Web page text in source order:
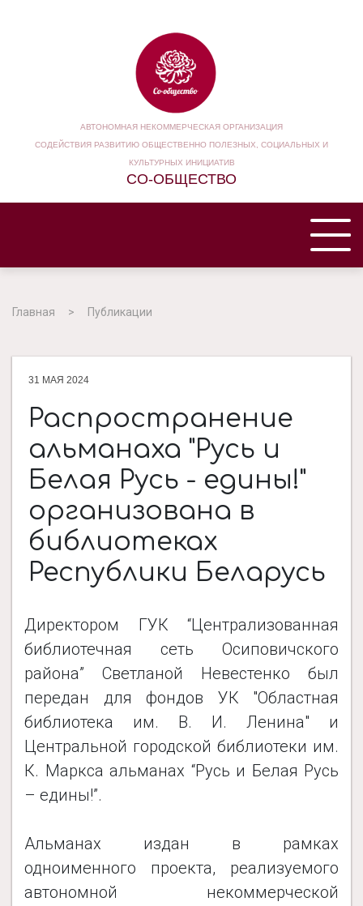
АВТОНОМНАЯ НЕКОММЕРЧЕСКАЯ ОРГАНИЗАЦИЯ
СОДЕЙСТВИЯ РАЗВИТИЮ ОБЩЕСТВЕННО ПОЛЕЗНЫХ, СОЦИАЛЬНЫХ И
КУЛЬТУРНЫХ ИНИЦИАТИВ
СО-ОБЩЕСТВО
НАША ОРГАНИЗАЦИЯ
ДОКУМЕНТЫ
НОВОСТИ
ПРОЕКТЫ
ФОТОАЛЬБОМЫ
КОНТАКТЫ
Главная Публикации
31 МАЯ 2024
Распространение
альманаха "Русь и
Белая Русь - едины!"
организована в
библиотеках
Республики Беларусь
Директором ГУК “Централизованная
библиотечная сеть Осиповичского
района” Светланой Невестенко был
передан для фондов УК "Областная
библиотека им. В. И. Ленина" и
Центральной городской библиотеки им.
К. Маркса альманах “Русь и Белая Русь
– едины!”.
Альманах издан в рамках
одноименного проекта, реализуемого
автономной некоммерческой